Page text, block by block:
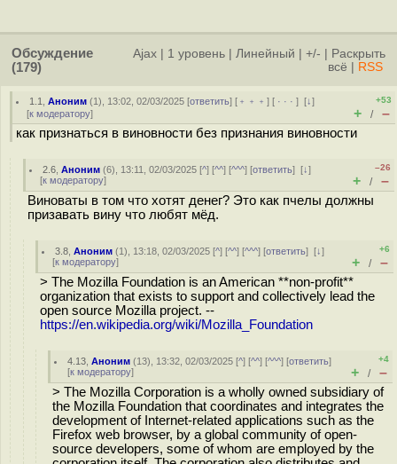
Обсуждение
(179)
Ajax 1 уровень Линейный +/-
Раскрыть
всё
RSS
1.1 ,Аноним (1), 13:02, 02/03/2025 [ответить] [ ﹢﹢﹢] [ · · ·][↓]
[к модератору]
+53
+ / –
как признаться в виновности без признания виновности
2.6 ,Аноним (6), 13:11, 02/03/2025 [^] [^^] [^^^] [ответить][↓]
[к модератору]
–26
+ / –
Виноваты в том что хотят денег? Это как пчелы должны
призавать вину что любят мёд.
3.8 ,Аноним (1), 13:18, 02/03/2025 [^] [^^] [^^^] [ответить][↓]
[к модератору]
+6
+ / –
> The Mozilla Foundation is an American **non-profit**
organization that exists to support and collectively lead the
open source Mozilla project. --
https://en.wikipedia.org/wiki/Mozilla_Foundation
4.13 ,Аноним (13), 13:32, 02/03/2025 [^] [^^] [^^^] [ответить]
[к модератору]
+4
+ / –
> The Mozilla Corporation is a wholly owned subsidiary of
the Mozilla Foundation that coordinates and integrates the
development of Internet-related applications such as the
Firefox web browser, by a global community of open-
source developers, some of whom are employed by the